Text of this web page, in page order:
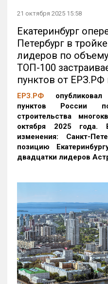
21 октября 2025 15:58
Екатеринбург
Петербург в
лидеров по
ТОП-100
пунктов от ЕРЗ.РФ
ЕРЗ.РФ
пунктов России
строительства
октября 2025
изменения: Санкт-
позицию
двадцатки лидеров